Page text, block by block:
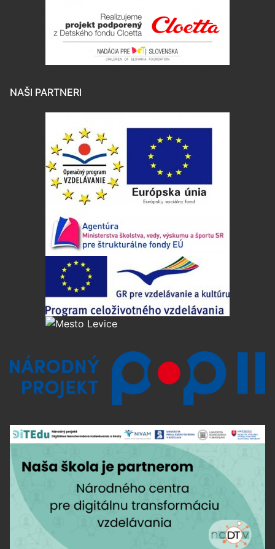
NAŠI PARTNERI